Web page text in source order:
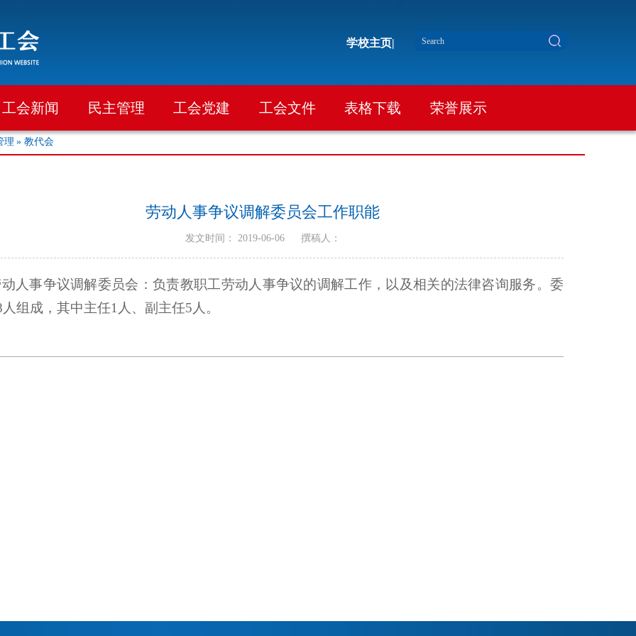
学校主页|
工会新闻 民主管理 工会党建 工会文件 表格下载 荣誉展示
理 » 教代会
劳动人事争议调解委员会工作职能
发文时间： 2019-06-06 撰稿人：
人事争议调解委员会：负责教职工劳动人事争议的调解工作，以及相关的法律咨询服务。委
组成，其中主任1人、副主任5人。